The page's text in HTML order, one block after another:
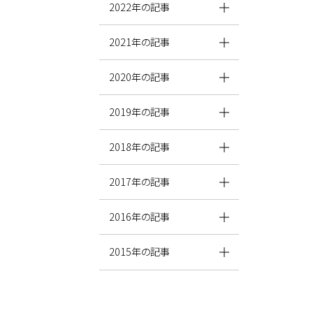
2022年の記事
2021年の記事
2020年の記事
2019年の記事
2018年の記事
2017年の記事
2016年の記事
2015年の記事